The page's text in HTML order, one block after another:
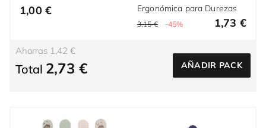
1,00 €
Ergonómica para Durezas
3,15 € -45% 1,73 €
Ahorras 1,42 €
Total 2,73 € AÑADIR PACK